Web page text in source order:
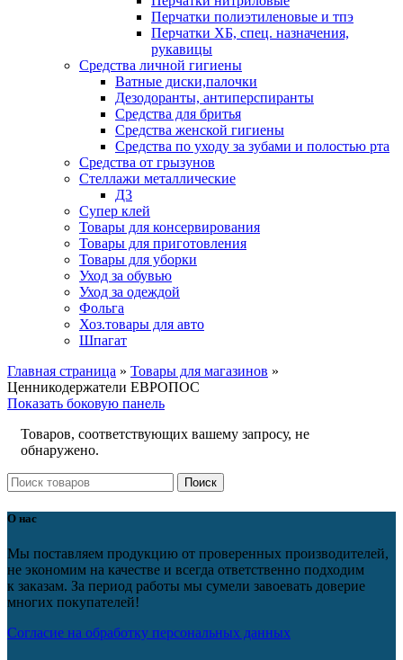
Перчатки полиэтиленовые и тпэ
Перчатки ХБ, спец. назначения,
рукавицы
Средства личной гигиены
Ватные диски,палочки
Дезодоранты, антиперспиранты
Средства для бритья
Средства женской гигиены
Средства по уходу за зубами и полостью рта
Средства от грызунов
Стеллажи металлические
Д3
Супер клей
Товары для консервирования
Товары для приготовления
Товары для уборки
Уход за обувью
Уход за одеждой
Фольга
Хоз.товары для авто
Шпагат
Главная страница » Товары для магазинов »
Ценникодержатели ЕВРОПОС
Показать боковую панель
Товаров, соответствующих вашему запросу, не
обнаружено.
Поиск
О нас
Мы поставляем продукцию от проверенных производителей,
не экономим на качестве и всегда ответственно подходим
к заказам. За период работы мы сумели завоевать доверие
многих покупателей!
Согласие на обработку персональных данных